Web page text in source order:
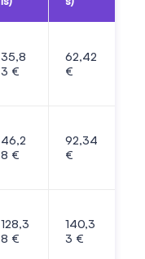
35,8
3 €
62,42
€
46,2
8 €
92,34
€
128,3
8 €
140,3
3 €